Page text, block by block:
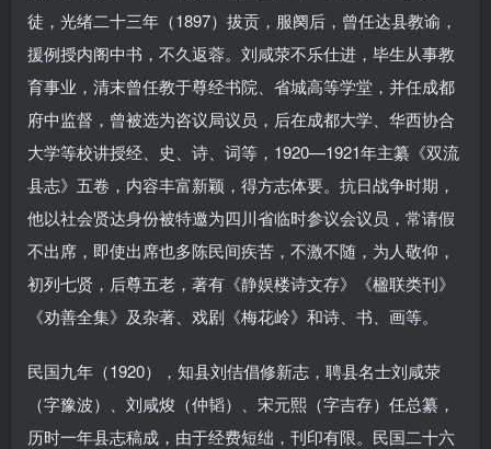
徒，光绪二十三年（1897）拔贡，服阕后，曾任达县教谕，
援例授内阁中书，不久返蓉。刘咸荥不乐仕进，毕生从事教
育事业，清末曾任教于尊经书院、省城高等学堂，并任成都
府中监督，曾被选为咨议局议员，后在成都大学、华西协合
大学等校讲授经、史、诗、词等，1920—1921年主纂《双流
县志》五卷，内容丰富新颖，得方志体要。抗日战争时期，
他以社会贤达身份被特邀为四川省临时参议会议员，常请假
不出席，即使出席也多陈民间疾苦，不激不随，为人敬仰，
初列七贤，后尊五老，著有《静娱楼诗文存》《楹联类刊》
《劝善全集》及杂著、戏剧《梅花岭》和诗、书、画等。
民国九年（1920），知县刘佶倡修新志，聘县名士刘咸荥
（字豫波）、刘咸焌（仲韬）、宋元熙（字吉存）任总纂，
历时一年县志稿成，由于经费短绌，刊印有限。民国二十六